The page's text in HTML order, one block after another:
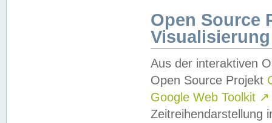
Open Source
Visualisierung
Aus der interaktiven
Open Source Projekt
Google Web Toolkit ↗
Zeitreihendarstellung